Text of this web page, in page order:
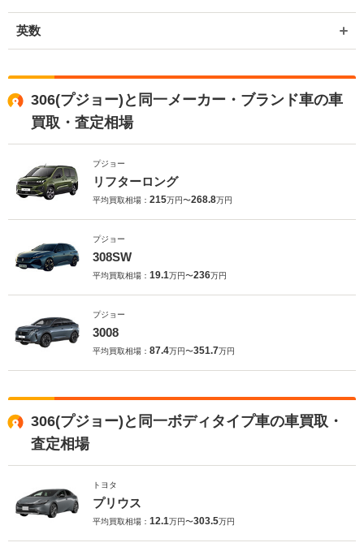
英数
306(プジョー)と同一メーカー・ブランド車の車
買取・査定相場
プジョー
リフターロング
平均買取相場： 215万円〜268.8万円
プジョー
308SW
平均買取相場： 19.1万円〜236万円
プジョー
3008
平均買取相場： 87.4万円〜351.7万円
306(プジョー)と同一ボディタイプ車の車買取・
査定相場
トヨタ
プリウス
平均買取相場： 12.1万円〜303.5万円